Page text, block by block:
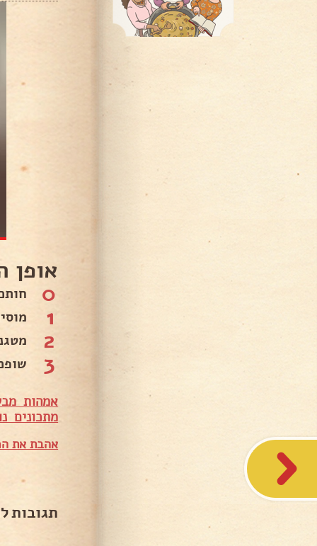
אופן
0
1 מוסיפים
2
3
אמהות
מתכונים
אהבת את
תגובות